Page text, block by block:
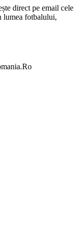
direct pe email cele
lumea fotbalului,